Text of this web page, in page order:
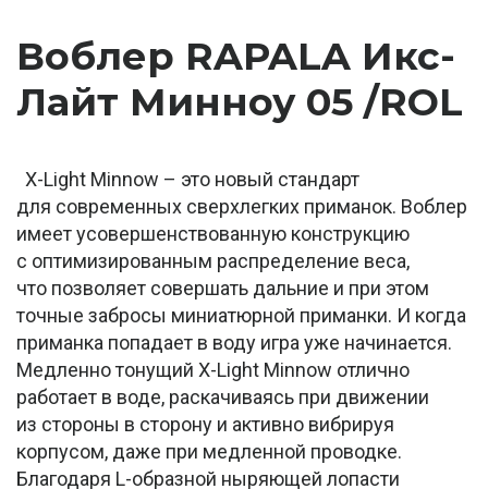
Воблер RAPALA Икс-
Лайт Минноу 05 /ROL
X-Light Minnow – это новый стандарт
для современных сверхлегких приманок. Воблер
имеет усовершенствованную конструкцию
с оптимизированным распределение веса,
что позволяет совершать дальние и при этом
точные забросы миниатюрной приманки. И когда
приманка попадает в воду игра уже начинается.
Медленно тонущий X-Light Minnow отлично
работает в воде, раскачиваясь при движении
из стороны в сторону и активно вибрируя
корпусом, даже при медленной проводке.
Благодаря L-образной ныряющей лопасти